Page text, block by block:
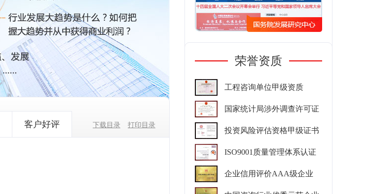
客户好评 下载目录 打印目录
荣誉资质
工程咨询单位甲级资质
国家统计局涉外调查许可证
投资风险评估资格甲级证书
ISO9001质量管理体系认证
企业信用评价AAA级企业